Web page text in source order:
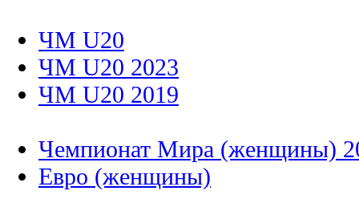
ЧМ U20
ЧМ U20 2023
ЧМ U20 2019
Чемпионат Мира (женщины)
Евро (женщины)